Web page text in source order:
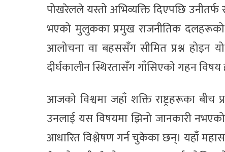
पोखरेलले यस्तो अभिव्यक्ति दिएपछि
भएको मुलुकका प्रमुख राजनीतिक दलहरूको
आलोचना वा बहससँग सीमित प्रश्न होइन यो
दीर्घकालीन स्थिरतासँग गाँसिएको गहन विषय
आजको विश्वमा जहाँ शक्ति राष्ट्रहरूका बीच
उनलाई यस विषयमा झिनो जानकारी
आधारित विश्लेषण गर्न चुकेका छन्। यहाँ